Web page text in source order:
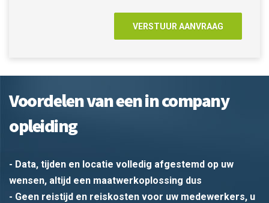
Voordelen van een in company
opleiding
- Data, tijden en locatie volledig afgestemd op uw
wensen, altijd een maatwerkoplossing dus
- Geen reistijd en reiskosten voor uw medewerkers, u